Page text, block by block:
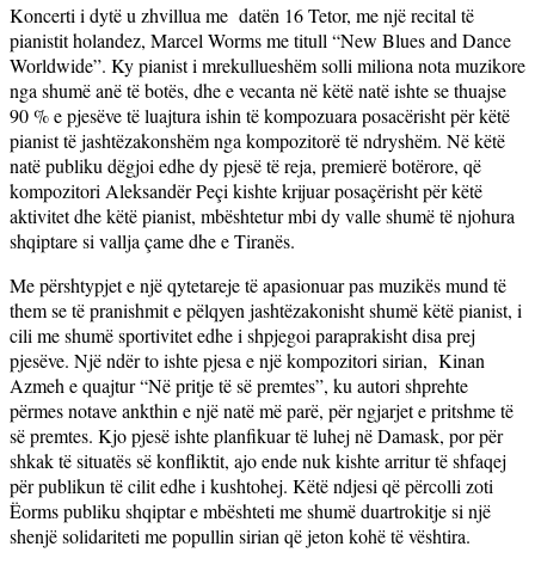
Koncerti i dytë u zhvillua me datën 16 Tetor, me një recital të
pianistit holandez, Marcel Worms me titull “New Blues and Dance
Worldwide”. Ky pianist i mrekullueshëm solli miliona nota muzikore
nga shumë anë të botës, dhe e vecanta në këtë natë ishte se thuajse
90 % e pjesëve të luajtura ishin të kompozuara posacërisht për këtë
pianist të jashtëzakonshëm nga kompozitorë të ndryshëm. Në këtë
natë publiku dëgjoi edhe dy pjesë të reja, premierë botërore, që
kompozitori Aleksandër Peçi kishte krijuar posaçërisht për këtë
aktivitet dhe këtë pianist, mbështetur mbi dy valle shumë të njohura
shqiptare si vallja çame dhe e Tiranës.
Me përshtypjet e një qytetareje të apasionuar pas muzikës mund të
them se të pranishmit e pëlqyen jashtëzakonisht shumë këtë pianist, i
cili me shumë sportivitet edhe i shpjegoi paraprakisht disa prej
pjesëve. Një ndër to ishte pjesa e një kompozitori sirian, Kinan
Azmeh e quajtur “Në pritje të së premtes”, ku autori shprehte
përmes notave ankthin e një natë më parë, për ngjarjet e pritshme të
së premtes. Kjo pjesë ishte planfikuar të luhej në Damask, por për
shkak të situatës së konfliktit, ajo ende nuk kishte arritur të shfaqej
për publikun të cilit edhe i kushtohej. Këtë ndjesi që përcolli zoti
Ëorms publiku shqiptar e mbështeti me shumë duartrokitje si një
shenjë solidariteti me popullin sirian që jeton kohë të vështira.